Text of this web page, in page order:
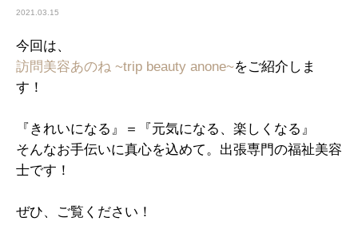
2021.03.15
今回は、
訪問美容あのね ~trip beauty anone~をご紹介しま
す！
『きれいになる』＝『元気になる、楽しくなる』
そんなお手伝いに真心を込めて。出張専門の福祉美容
士です！
ぜひ、ご覧ください！